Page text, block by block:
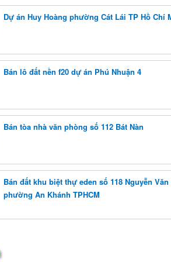
Dự án Huy Hoàng phường Cát Lái TP Hồ Chí
Bán lô đất nền f20 dự án Phú Nhuận 4
Bán tòa nhà văn phòng số 112 Bát Nàn
Bán đất khu biệt thự eden số 118 Nguyễn
phường An Khánh TPHCM